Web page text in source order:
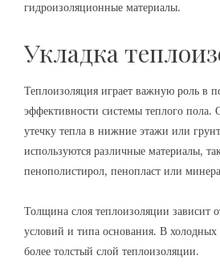
гидроизоляционные материалы.
Укладка
Теплоизоляция играет важную роль в
эффективности системы теплого пола.
утечку тепла в нижние этажи или
используются различные материалы,
пенополистирол, пенопласт или
Толщина слоя теплоизоляции зависит
условий и типа основания. В холодных
более толстый слой теплоизоляции.